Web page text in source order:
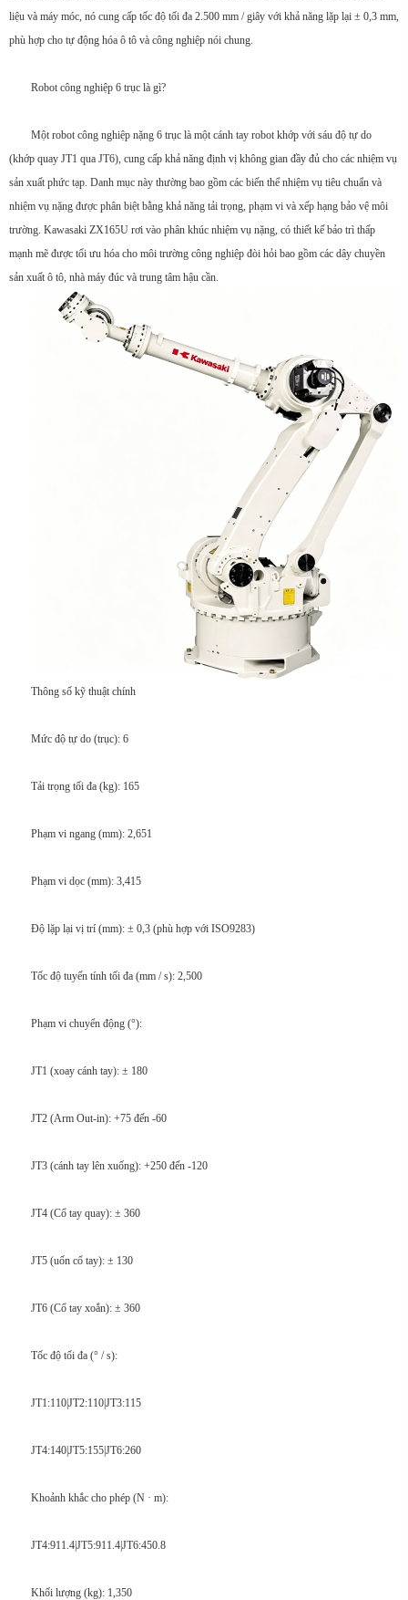
liệu và máy móc, nó cung cấp tốc độ tối đa 2.500 mm / giây với khả năng lặp lại ± 0,3 mm,
phù hợp cho tự động hóa ô tô và công nghiệp nói chung.
Robot công nghiệp 6 trục là gì?
Một robot công nghiệp nặng 6 trục là một cánh tay robot khớp với sáu độ tự do
(khớp quay JT1 qua JT6), cung cấp khả năng định vị không gian đầy đủ cho các nhiệm vụ
sản xuất phức tạp. Danh mục này thường bao gồm các biến thể nhiệm vụ tiêu chuẩn và
nhiệm vụ nặng được phân biệt bằng khả năng tải trọng, phạm vi và xếp hạng bảo vệ môi
trường. Kawasaki ZX165U rơi vào phân khúc nhiệm vụ nặng, có thiết kế bảo trì thấp
mạnh mẽ được tối ưu hóa cho môi trường công nghiệp đòi hỏi bao gồm các dây chuyền
sản xuất ô tô, nhà máy đúc và trung tâm hậu cần.
Thông số kỹ thuật chính
Mức độ tự do (trục): 6
Tải trọng tối đa (kg): 165
Phạm vi ngang (mm): 2,651
Phạm vi dọc (mm): 3,415
Độ lặp lại vị trí (mm): ± 0,3 (phù hợp với ISO9283)
Tốc độ tuyến tính tối đa (mm / s): 2,500
Phạm vi chuyển động (°):
JT1 (xoay cánh tay): ± 180
JT2 (Arm Out-in): +75 đến -60
JT3 (cánh tay lên xuống): +250 đến -120
JT4 (Cổ tay quay): ± 360
JT5 (uốn cổ tay): ± 130
JT6 (Cổ tay xoắn): ± 360
Tốc độ tối đa (° / s):
JT1:110|JT2:110|JT3:115
JT4:140|JT5:155|JT6:260
Khoảnh khắc cho phép (N · m):
JT4:911.4|JT5:911.4|JT6:450.8
Khối lượng (kg): 1,350